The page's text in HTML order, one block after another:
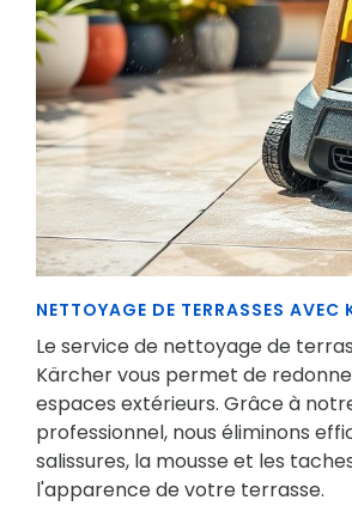
NETTOYAGE DE TERRASSES AVEC
Le service de nettoyage de
Kärcher vous permet de
espaces extérieurs. Grâce à
professionnel, nous éliminons
salissures, la mousse et les
l'apparence de votre terrasse.